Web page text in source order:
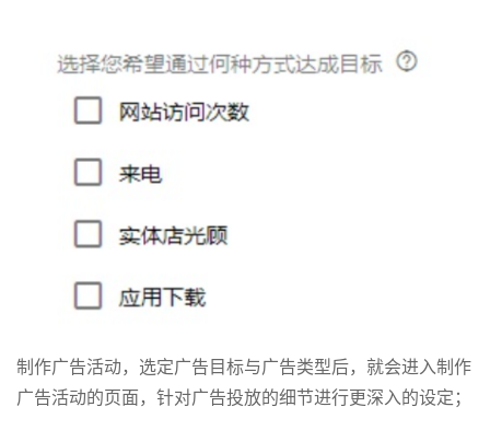
制作广告活动，选定广告目标与广告类型后，就会进入制作
广告活动的页面，针对广告投放的细节进行更深入的设定；